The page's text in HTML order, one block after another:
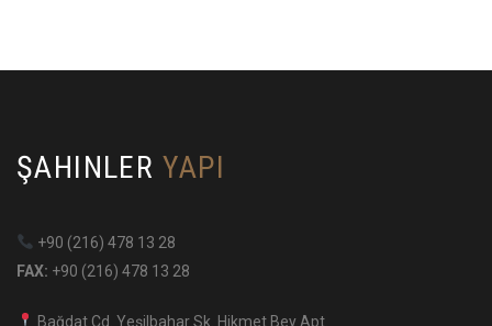
ŞAHINLER YAPI
+90 (216) 478 13 28
FAX: +90 (216) 478 13 28
Bağdat Cd. Yeşilbahar Sk. Hikmet Bey Apt.